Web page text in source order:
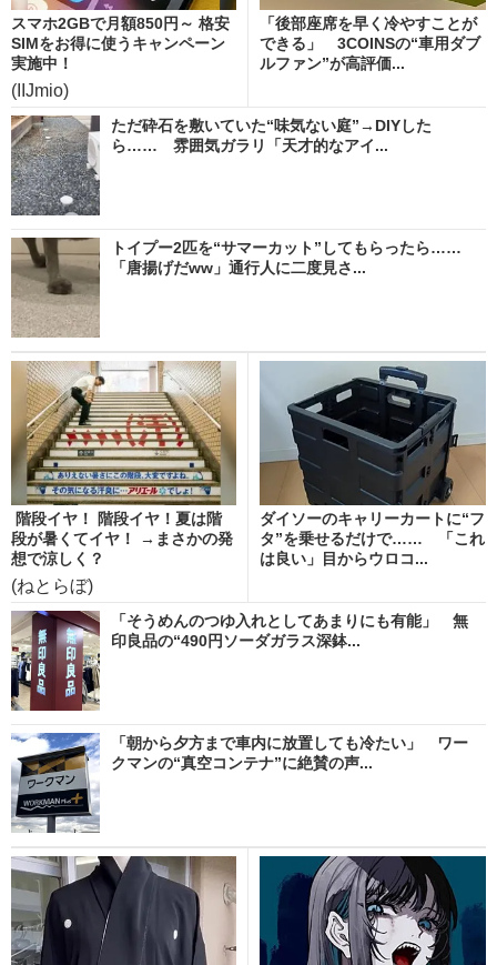
スマホ2GBで月額850円～ 格安
SIMをお得に使うキャンペーン
実施中！
(IIJmio)
「後部座席を早く冷やすことが
できる」 3COINSの“車用ダブ
ルファン”が高評価...
ただ砕石を敷いていた“味気ない庭”→DIYした
ら…… 雰囲気ガラリ「天才的なアイ...
トイプー2匹を“サマーカット”してもらったら……
「唐揚げだww」通行人に二度見さ...
階段イヤ！ 階段イヤ！夏は階
段が暑くてイヤ！ →まさかの発
想で涼しく？
(ねとらぼ)
ダイソーのキャリーカートに“フ
タ”を乗せるだけで…… 「これ
は良い」目からウロコ...
「そうめんのつゆ入れとしてあまりにも有能」 無
印良品の“490円ソーダガラス深鉢...
「朝から夕方まで車内に放置しても冷たい」 ワー
クマンの“真空コンテナ”に絶賛の声...